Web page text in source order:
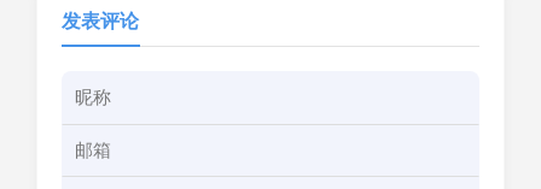
发表评论